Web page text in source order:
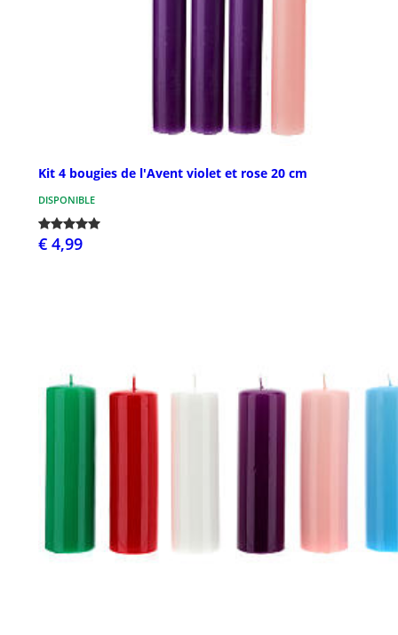
Kit 4 bougies de l'Avent violet et rose 20 cm
DISPONIBLE
€ 4,99